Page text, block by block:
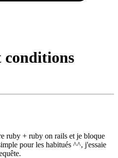
conditions
ruby + ruby on rails et je bloque
pour les habitués ^^, j'essaie